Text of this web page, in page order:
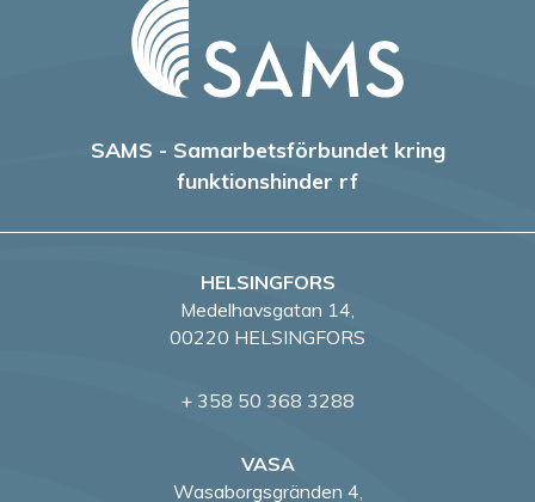
SAMS - Samarbetsförbundet kring
funktionshinder rf
HELSINGFORS
Medelhavsgatan 14,
00220 HELSINGFORS
+ 358 50 368 3288
VASA
Wasaborgsgränden 4,